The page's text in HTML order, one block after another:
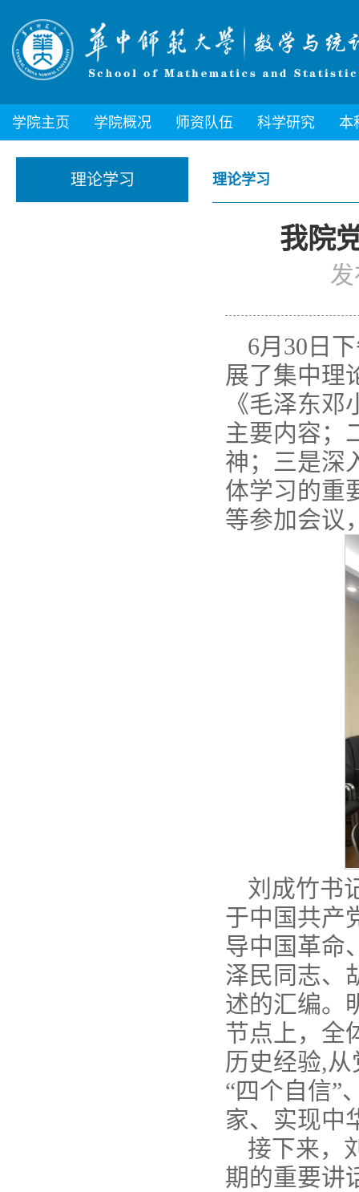
学院主页 学院概况 师资队伍 科学研究 本
理论学习 理论学习
我院
6月30日
展了集中理
《毛泽东
主要内容；
神；三是深
体学习的重
等参加会议
刘成竹书
于中国共产
导中国革命
泽民同志、
述的汇编。
节点上，全
历史经验,
“四个自信”
家、实现中
接下来，
期的重要讲